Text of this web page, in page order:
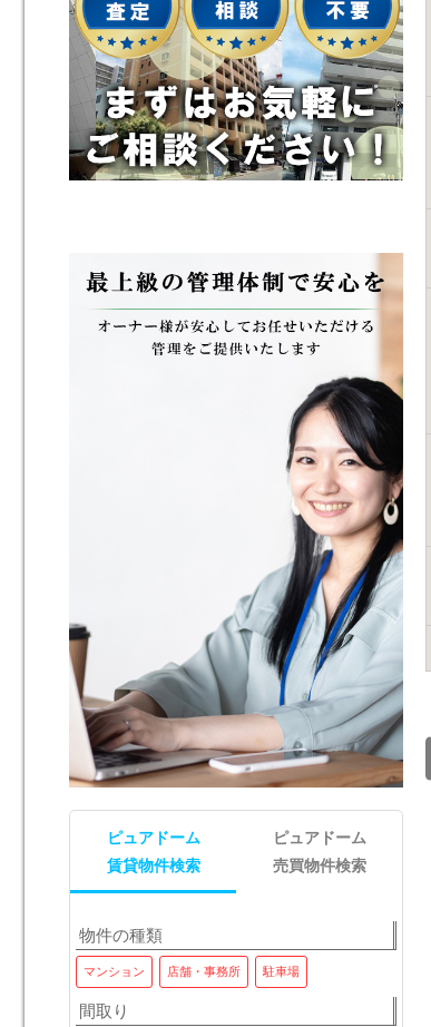
ピュアドーム
賃貸物件検索
物件の種類
マンション 店舗・事務所 駐車場
間取り
ピュアドーム
売買物件検索
マンション(区分) 店舗・事務所